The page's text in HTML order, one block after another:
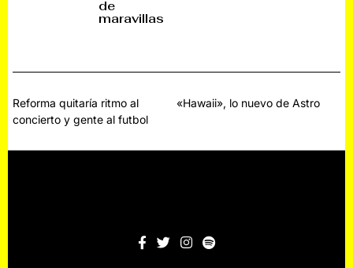
de
maravillas
Navegación
de
entradas
Reforma quitaría ritmo al
concierto y gente al futbol
«Hawaii», lo nuevo de Astro